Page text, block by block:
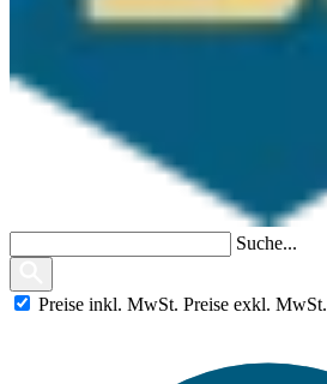
Suche...
Preise inkl. MwSt. Preise exkl. MwSt.